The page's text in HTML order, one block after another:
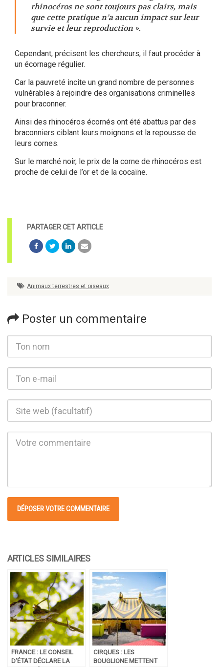
rhinocéros ne sont toujours pas clairs, mais
que cette pratique n’a aucun impact sur leur
survie et leur reproduction ».
Cependant, précisent les chercheurs, il faut procéder à
un écornage régulier.
Car la pauvreté incite un grand nombre de personnes
vulnérables à rejoindre des organisations criminelles
pour braconner.
Ainsi des rhinocéros écornés ont été abattus par des
braconniers ciblant leurs moignons et la repousse de
leurs cornes.
Sur le marché noir, le prix de la corne de rhinocéros est
proche de celui de l’or et de la cocaïne.
Animaux terrestres et oiseaux
Poster un commentaire
FRANCE : LE CONSEIL
D’ÉTAT DÉCLARE LA
CIRQUES : LES
BOUGLIONE METTENT